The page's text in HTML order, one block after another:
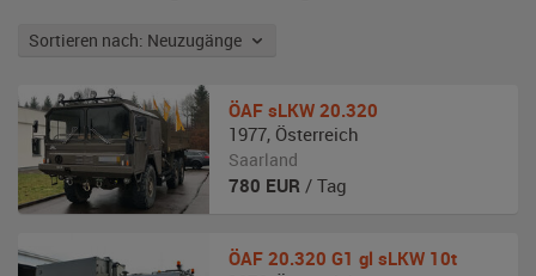
Sortieren nach: Neuzugänge
ÖAF sLKW 20.320
1977, Österreich
Saarland
780 EUR / Tag
ÖAF 20.320 G1 gl sLKW 10t